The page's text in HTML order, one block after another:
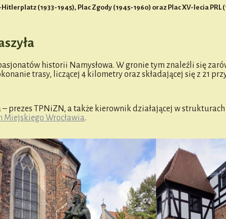
(1933-1945), Plac Zgody (1945-1960) oraz Plac XV-lecia PRL
historii Namysłowa. W gronie tym znaleźli się
trasy, liczącej 4 kilometry oraz składającej się z 21
prezes TPNiZN, a także kierownik działającej w
Miejskiego Wrocławia.